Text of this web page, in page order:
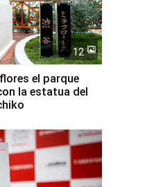
12
el parque
la estatua del